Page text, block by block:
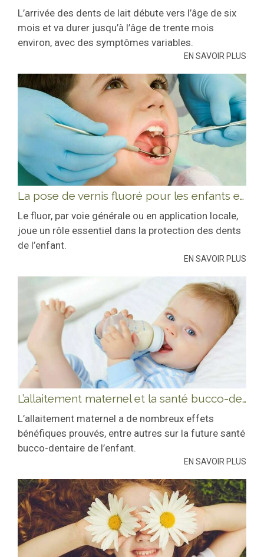
L’arrivée des dents de lait débute vers l’âge de six
mois et va durer jusqu’à l’âge de trente mois
environ, avec des symptômes variables.
EN SAVOIR PLUS
La pose de vernis fluoré pour les enfants et les jeunes adultes de 3 à 24 ans
Le fluor, par voie générale ou en application locale,
joue un rôle essentiel dans la protection des dents
de l’enfant.
EN SAVOIR PLUS
L’allaitement maternel et la santé bucco-dentaire de l’enfant
L’allaitement maternel a de nombreux effets
bénéfiques prouvés, entre autres sur la future santé
bucco-dentaire de l’enfant.
EN SAVOIR PLUS